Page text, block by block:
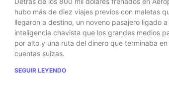
hubo más de diez viajes previos con maletas
llegaron a destino, un noveno pasajero ligado a
inteligencia chavista que los grandes medios
por alto y una ruta del dinero que terminaba en
cuentas suizas.
SEGUIR LEYENDO